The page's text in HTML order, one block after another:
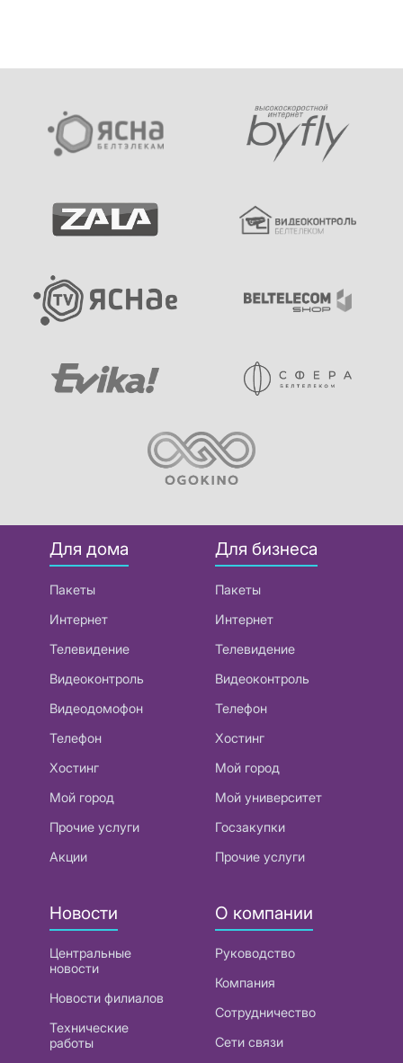
Для дома
Пакеты
Интернет
Телевидение
Видеоконтроль
Видеодомофон
Телефон
Хостинг
Мой город
Прочие услуги
Акции
Для бизнеса
Пакеты
Интернет
Телевидение
Видеоконтроль
Телефон
Хостинг
Мой город
Мой университет
Госзакупки
Прочие услуги
Новости
Центральные
новости
Новости филиалов
Технические
работы
О компании
Руководство
Компания
Сотрудничество
Сети связи